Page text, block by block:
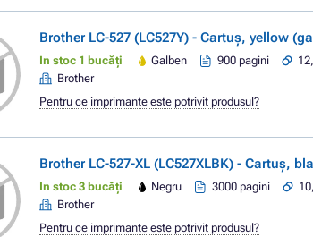
Brother LC-527 (LC527Y) - Cartuș, yellow
In stoc 1 bucăți Galben 900 pagini
Brother
Pentru ce imprimante este potrivit produsul?
Brother LC-527-XL (LC527XLBK) - Cartuș,
In stoc 3 bucăți Negru 3000 pagini
Brother
Pentru ce imprimante este potrivit produsul?